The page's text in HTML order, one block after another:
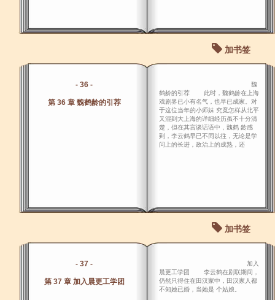
加书签
- 36 -
第 36 章 魏鹤龄的引荐
魏
鹤龄的引荐 此时，魏鹤龄在上海
戏剧界已小有名气，也早已成家。对
于这位当年的小师妹 究竟怎样从北平
又混到大上海的详细经历虽不十分清
楚，但在其言谈话语中，魏鹤 龄感
到，李云鹤早已不同以往，无论是学
问上的长进，政治上的成熟，还
加书签
- 37 -
第 37 章 加入晨更工学团
加入
晨更工学团 李云鹤在剧联期间，
仍然只得住在田汉家中，田汉家人都
不知她已婚，当她是 个姑娘。